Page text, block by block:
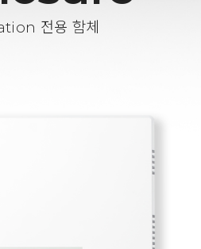
전용 함체